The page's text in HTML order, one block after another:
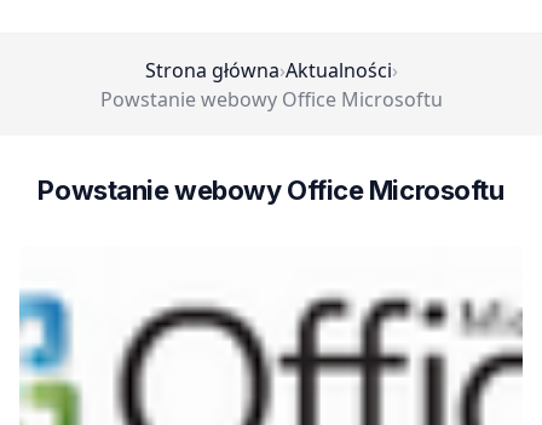
Strona główna›Aktualności›
Powstanie webowy Office Microsoftu
Powstanie webowy Office Microsoftu